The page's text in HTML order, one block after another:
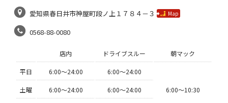
愛知県春日井市神屋町段ノ上１７８４－３
Map
0568-88-0080
店内 ドライブスルー 朝マック
平日 6:00〜24:00 6:00〜24:00
6:00〜10:30
土曜 6:00〜24:00 6:00〜24:00